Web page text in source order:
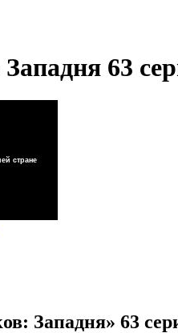
63
Западня» 63